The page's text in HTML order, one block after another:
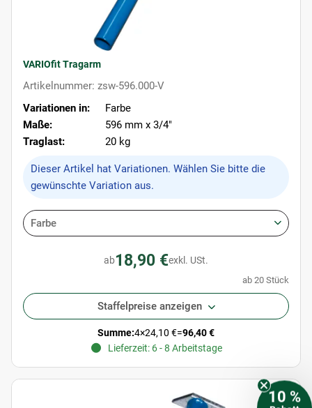
VARIOfit Tragarm
Artikelnummer: zsw-596.000-V
Variationen in:
Farbe
Maße:
596 mm x 3/4"
Traglast:
20 kg
xDieser Artikel hat Variationen. Wählen Sie bitte die
gewünschte Variation aus.
Farbe
ab18,90 €exkl. USt.
ab 20 Stück
Staffelpreise anzeigen
Summe:4×24,10 €=96,40 €
Lieferzeit: 6 - 8 Arbeitstage
10 %